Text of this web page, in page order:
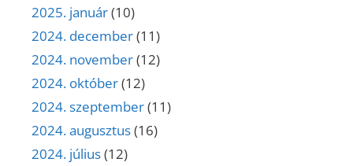
2025. január(10)
2024. december(11)
2024. november(12)
2024. október(12)
2024. szeptember(11)
2024. augusztus(16)
2024. július(12)